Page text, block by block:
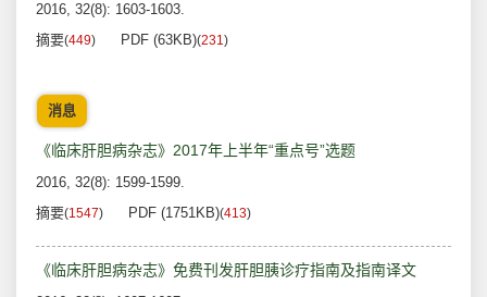
2016, 32(8): 1603-1603.
摘要(449) PDF (63KB)(231)
消息
《临床肝胆病杂志》2017年上半年“重点号”选题
2016, 32(8): 1599-1599.
摘要(1547) PDF (1751KB)(413)
《临床肝胆病杂志》免费刊发肝胆胰诊疗指南及指南译文